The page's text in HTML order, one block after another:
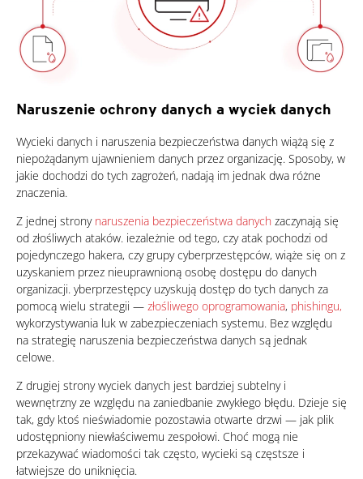
Naruszenie ochrony danych a wyciek danych
Wycieki danych i naruszenia bezpieczeństwa danych wiążą się z
niepożądanym ujawnieniem danych przez organizację. Sposoby, w
jakie dochodzi do tych zagrożeń, nadają im jednak dwa różne
znaczenia.
Z jednej strony naruszenia bezpieczeństwa danych zaczynają się
od złośliwych ataków. iezależnie od tego, czy atak pochodzi od
pojedynczego hakera, czy grupy cyberprzestępców, wiąże się on z
uzyskaniem przez nieuprawnioną osobę dostępu do danych
organizacji. yberprzestępcy uzyskują dostęp do tych danych za
pomocą wielu strategii — złośliwego oprogramowania, phishingu,
wykorzystywania luk w zabezpieczeniach systemu. Bez względu
na strategię naruszenia bezpieczeństwa danych są jednak
celowe.
Z drugiej strony wyciek danych jest bardziej subtelny i
wewnętrzny ze względu na zaniedbanie zwykłego błędu. Dzieje się
tak, gdy ktoś nieświadomie pozostawia otwarte drzwi — jak plik
udostępniony niewłaściwemu zespołowi. Choć mogą nie
przekazywać wiadomości tak często, wycieki są częstsze i
łatwiejsze do uniknięcia.